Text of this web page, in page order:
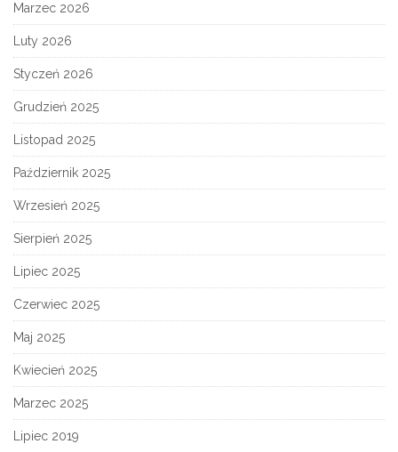
Marzec 2026
Luty 2026
Styczeń 2026
Grudzień 2025
Listopad 2025
Październik 2025
Wrzesień 2025
Sierpień 2025
Lipiec 2025
Czerwiec 2025
Maj 2025
Kwiecień 2025
Marzec 2025
Lipiec 2019